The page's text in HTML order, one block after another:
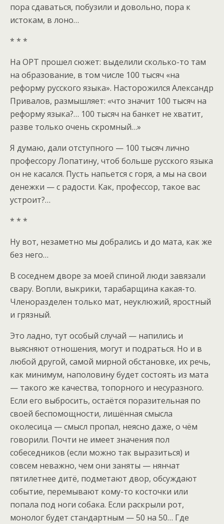
пора сдаваться, побузили и довольно, пора к
истокам, в лоно…
* * *
На ОРТ прошел сюжет: выделили сколько-то там
на образование, в том числе 100 тысяч «на
реформу русского языка». Насторожился Александр
Привалов, размышляет: «что значит 100 тысяч на
реформу языка?… 100 тысяч на банкет не хватит,
разве только очень скромный…»
Я думаю, дали отступного — 100 тысяч лично
профессору Лопатину, чтоб больше русского языка
он не касался. Пусть напьется с горя, а мы на свои
денежки — с радости. Как, профессор, такое вас
устроит?…
* * *
Ну вот, незаметно мы добрались и до мата, как же
без него…
В соседнем дворе за моей спиной люди завязали
свару. Вопли, выкрики, тарабарщина какая-то.
Членоразделен только мат, неуклюжий, яростный
и грязный.
Это ладно, тут особый случай — напились и
выясняют отношения, могут и подраться. Но и в
любой другой, самой мирной обстановке, их речь,
как минимум, наполовину будет состоять из мата
— такого же качества, топорного и несуразного.
Если его выбросить, остаётся поразительная по
своей беспомощности, лишённая смысла
околесица — смысл пропал, неясно даже, о чём
говорили. Почти не имеет значения пол
собеседников (если можно так выразиться) и
совсем неважно, чем они заняты — нянчат
пятилетнее дитё, подметают двор, обсуждают
событие, перемывают кому-то косточки или
попала под ноги собака. Если раскрыли рот,
монолог будет стандартным — 50 на 50… Где